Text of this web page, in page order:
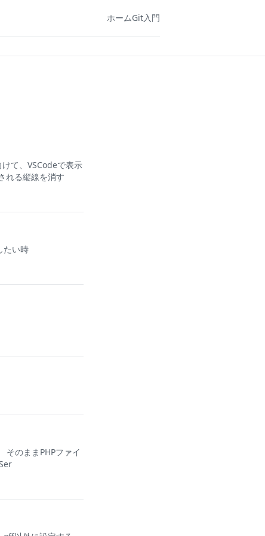
ホームGit入門
て、VSCodeで表示
れる縦線を消す
たい時
そのままPHPファイ